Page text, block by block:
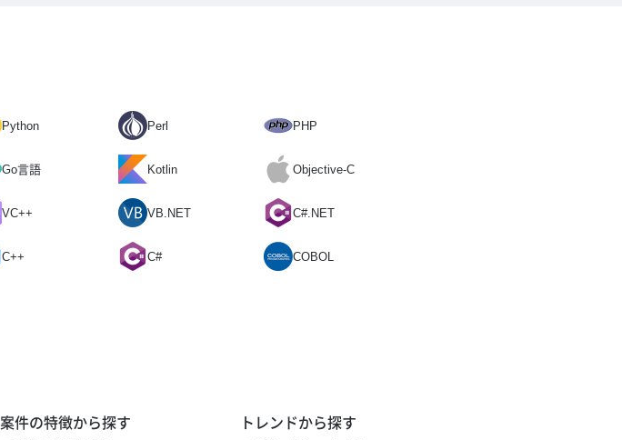
Python Perl PHP
Go言語 Kotlin Objective-C
VC++ VB.NET C#.NET
C++ C# COBOL
案件の特徴から探す トレンドから探す